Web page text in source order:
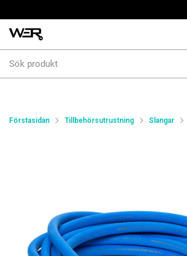
produkt
Förstasidan Tillbehörsutrustning Slangar